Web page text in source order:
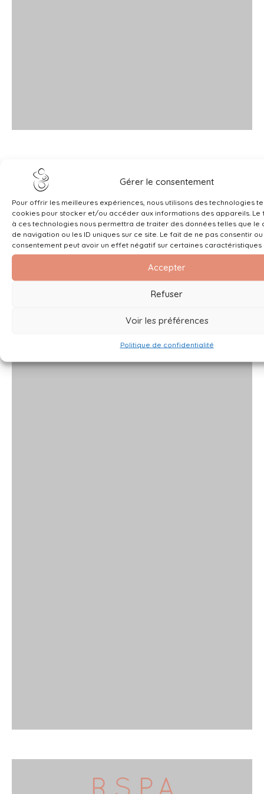
Gérer le consentement
Pour offrir les meilleures expériences, nous utilisons des technologies
cookies pour stocker et/ou accéder aux informations des appareils. Le
à ces technologies nous permettra de traiter des données telles que le
de navigation ou les ID uniques sur ce site. Le fait de ne pas consentir
consentement peut avoir un effet négatif sur certaines caractéristiques
Accepter
Refuser
Voir les préférences
Politique de confidentialité